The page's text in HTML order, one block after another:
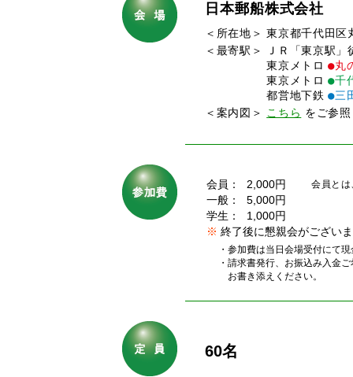
日本郵船株式会社
＜所在地＞ 東京都千代田
＜最寄駅＞ ＪＲ「東京駅」
東京メトロ●丸
東京メトロ●千
都営地下鉄●三
＜案内図＞
こちら をご参
会員： 2,000円 会員と
一般：
5,000円
学生：
1,000円
※ 終了後に懇親会がござい
・参加費は当日会場受付にて
・請求書発行、お振込み入金
お書き添えください。
60名